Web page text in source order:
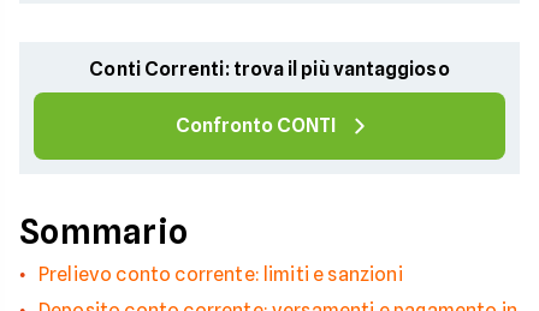
Conti Correnti: trova il più vantaggioso
Confronto CONTI
Sommario
Prelievo conto corrente: limiti e sanzioni